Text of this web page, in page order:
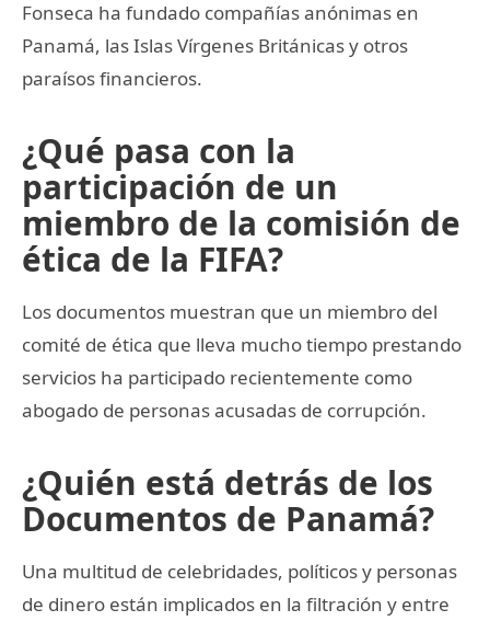
Fonseca ha fundado compañías anónimas en
Panamá, las Islas Vírgenes Británicas y otros
paraísos financieros.
¿Qué pasa con la
participación de un
miembro de la comisión de
ética de la FIFA?
Los documentos muestran que un miembro del
comité de ética que lleva mucho tiempo prestando
servicios ha participado recientemente como
abogado de personas acusadas de corrupción.
¿Quién está detrás de los
Documentos de Panamá?
Una multitud de celebridades, políticos y personas
de dinero están implicados en la filtración y entre